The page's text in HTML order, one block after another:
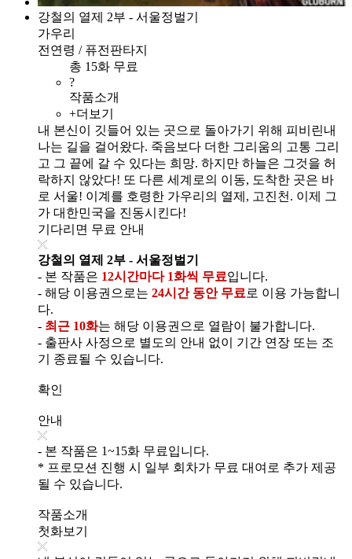
강철의 열제 2부 - 서울정벌기
가우리
전연령 / 퓨전판타지
총 15화 무료
?
작품소개
+더보기
내 본신이 깃들어 있는 곳으로 돌아가기 위해 피비린내
나는 길을 걸어왔다. 죽음보다 더한 그리움의 고통 그리
고 그 끝에 갈 수 있다는 희망. 하지만 하늘은 그것을 허
락하지 않았다! 또 다른 세계로의 이동, 도착한 곳은 바
로 서울! 이계를 호령한 가우리의 열제, 고진천. 이제 그
가 대한민국을 진동시킨다!
기다리면 무료 안내
강철의 열제 2부 - 서울정벌기
- 본 작품은 12시간마다 1화씩 무료입니다.
- 해당 이용권으로는 24시간 동안 무료 로 이용 가능합니
다.
- 최근 10화는 해당 이용권으로 열람이 불가합니다.
- 출판사 사정으로 별도의 안내 없이 기간 연장 또는 조
기 종료될 수 있습니다.
확인
안내
- 본 작품은 1~15화 무료입니다.
* 프로모션 진행 시 일부 회차가 무료 대여로 추가 제공
될 수 있습니다.
작품소개
첫화보기